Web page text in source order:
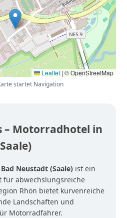
Leaflet | © OpenStreetMap
startet Navigation
– Motorradhotel in
Bad Neustadt (Saale) ist ein
für abwechslungsreiche
Rhön bietet kurvenreiche
Landschaften und
Motorradfahrer.